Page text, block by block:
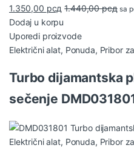
1.350,00 рсд 1.440,00рсд sa
Dodaj u korpu
Uporedi proizvode
Električni alat, Ponuda, Pribor
Turbo dijamantska
sečenje
Električni alat, Ponuda, Pribor